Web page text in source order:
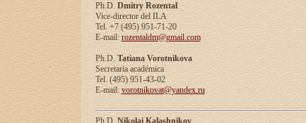
Ph.D. Dmitry Rozental
Vice-director del ILA
Tel. +7 (495) 951-71-20
E-mail: rozentaldm@gmail.com
Ph.D. Tatiana Vorotnikova
Secretaria académica
Tel. (495) 951-43-02
E-mail: vorotnikovat@yandex.ru
Ph.D. Nikolai Kalashnikov